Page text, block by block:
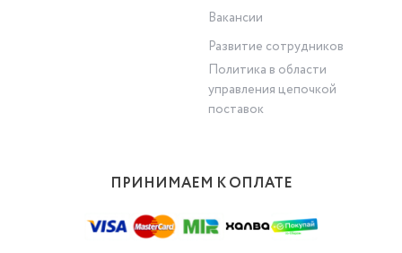
Вакансии
Развитие сотрудников
Политика в области
управления цепочкой
поставок
ПРИНИМАЕМ К ОПЛАТЕ